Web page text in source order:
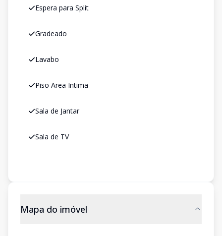
Espera para Split
Gradeado
Lavabo
Piso Area Intima
Sala de Jantar
Sala de TV
Mapa do imóvel